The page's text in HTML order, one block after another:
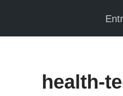
health-